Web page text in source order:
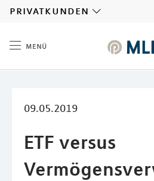
privatkunden
menü
09.05.2019
ETF versus